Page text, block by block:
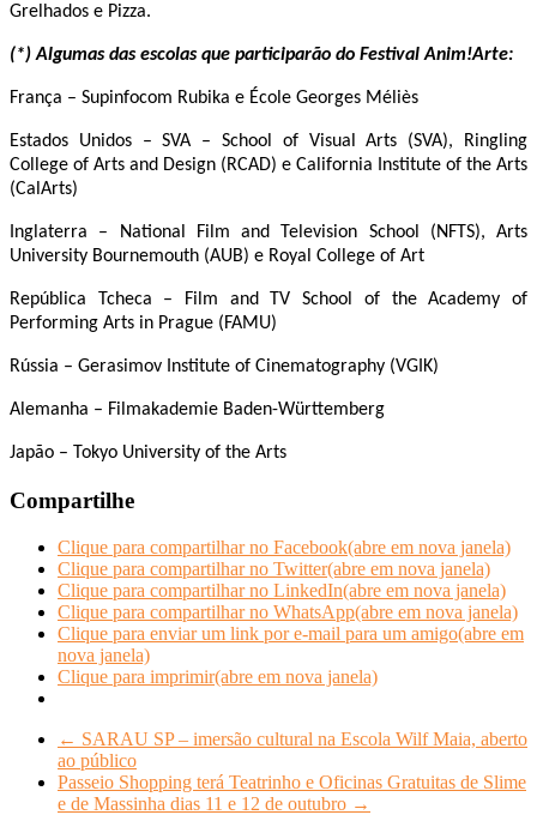
Grelhados e Pizza.
(*) Algumas das escolas que participarão do Festival Anim!Arte:
França – Supinfocom Rubika e École Georges Méliès
Estados Unidos – SVA – School of Visual Arts (SVA), Ringling
College of Arts and Design (RCAD) e California Institute of the Arts
(CalArts)
Inglaterra – National Film and Television School (NFTS), Arts
University Bournemouth (AUB) e Royal College of Art
República Tcheca – Film and TV School of the Academy of
Performing Arts in Prague (FAMU)
Rússia – Gerasimov Institute of Cinematography (VGIK)
Alemanha – Filmakademie Baden-Württemberg
Japão – Tokyo University of the Arts
Compartilhe
Clique para compartilhar no Facebook(abre em nova janela)
Clique para compartilhar no Twitter(abre em nova janela)
Clique para compartilhar no LinkedIn(abre em nova janela)
Clique para compartilhar no WhatsApp(abre em nova janela)
Clique para enviar um link por e-mail para um amigo(abre em
nova janela)
Clique para imprimir(abre em nova janela)
← SARAU SP – imersão cultural na Escola Wilf Maia, aberto
ao público
Passeio Shopping terá Teatrinho e Oficinas Gratuitas de Slime
e de Massinha dias 11 e 12 de outubro →